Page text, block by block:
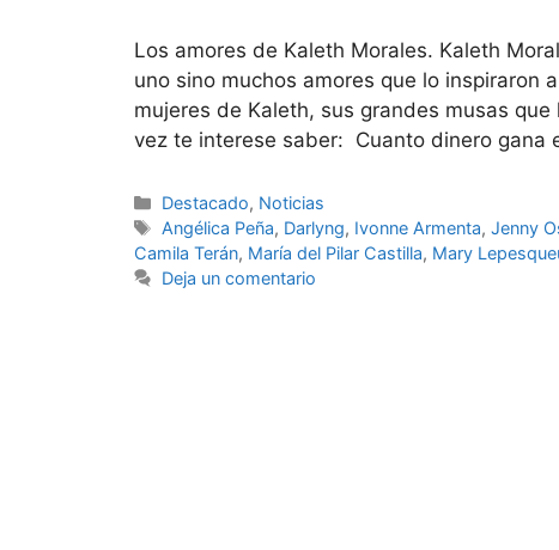
Los amores de Kaleth Morales. Kaleth
uno sino muchos amores que lo inspiraron
mujeres de Kaleth, sus grandes musas
vez te interese saber: Cuanto dinero gana
Destacado, Noticias
Angélica Peña, Darlyng, Ivonne Armenta,Jenny
Camila Terán, María del Pilar Castilla, Mary
Deja un comentario